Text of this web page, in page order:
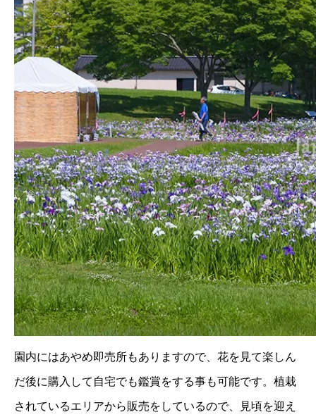
園内にはあやめ即売所もありますので、花を見て楽しん
だ後に購入して自宅でも鑑賞をする事も可能です。植栽
されているエリアから販売をしているので、見頃を迎え